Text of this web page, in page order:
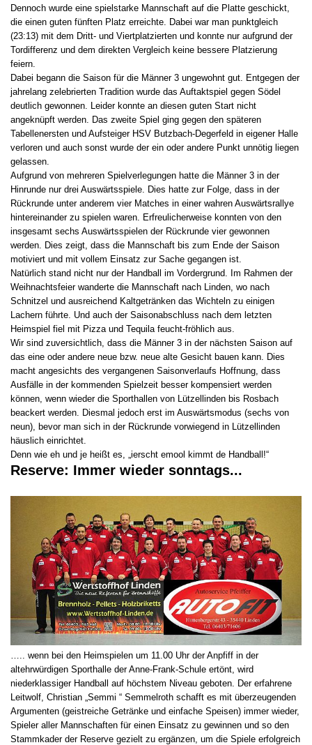
Dennoch wurde eine spielstarke Mannschaft auf die Platte geschickt,
die einen guten fünften Platz erreichte. Dabei war man punktgleich
(23:13) mit dem Dritt- und Viertplatzierten und konnte nur aufgrund der
Tordifferenz und dem direkten Vergleich keine bessere Platzierung
feiern.
Dabei begann die Saison für die Männer 3 ungewohnt gut. Entgegen der
jahrelang zelebrierten Tradition wurde das Auftaktspiel gegen Södel
deutlich gewonnen. Leider konnte an diesen guten Start nicht
angeknüpft werden. Das zweite Spiel ging gegen den späteren
Tabellenersten und Aufsteiger HSV Butzbach-Degerfeld in eigener Halle
verloren und auch sonst wurde der ein oder andere Punkt unnötig liegen
gelassen.
Aufgrund von mehreren Spielverlegungen hatte die Männer 3 in der
Hinrunde nur drei Auswärtsspiele. Dies hatte zur Folge, dass in der
Rückrunde unter anderem vier Matches in einer wahren Auswärtsrallye
hintereinander zu spielen waren. Erfreulicherweise konnten von den
insgesamt sechs Auswärtsspielen der Rückrunde vier gewonnen
werden. Dies zeigt, dass die Mannschaft bis zum Ende der Saison
motiviert und mit vollem Einsatz zur Sache gegangen ist.
Natürlich stand nicht nur der Handball im Vordergrund. Im Rahmen der
Weihnachtsfeier wanderte die Mannschaft nach Linden, wo nach
Schnitzel und ausreichend Kaltgetränken das Wichteln zu einigen
Lachern führte. Und auch der Saisonabschluss nach dem letzten
Heimspiel fiel mit Pizza und Tequila feucht-fröhlich aus.
Wir sind zuversichtlich, dass die Männer 3 in der nächsten Saison auf
das eine oder andere neue bzw. neue alte Gesicht bauen kann. Dies
macht angesichts des vergangenen Saisonverlaufs Hoffnung, dass
Ausfälle in der kommenden Spielzeit besser kompensiert werden
können, wenn wieder die Sporthallen von Lützellinden bis Rosbach
beackert werden. Diesmal jedoch erst im Auswärtsmodus (sechs von
neun), bevor man sich in der Rückrunde vorwiegend in Lützellinden
häuslich einrichtet.
Denn wie eh und je heißt es, „ierscht emool kimmt de Handball!“
Reserve: Immer wieder sonntags...
….. wenn bei den Heimspielen um 11.00 Uhr der Anpfiff in der
altehrwürdigen Sporthalle der Anne-Frank-Schule ertönt, wird
niederklassiger Handball auf höchstem Niveau geboten. Der erfahrene
Leitwolf, Christian „Semmi “ Semmelroth schafft es mit überzeugenden
Argumenten (geistreiche Getränke und einfache Speisen) immer wieder,
Spieler aller Mannschaften für einen Einsatz zu gewinnen und so den
Stammkader der Reserve gezielt zu ergänzen, um die Spiele erfolgreich